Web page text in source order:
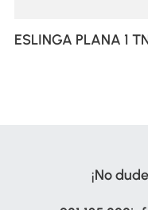
ESLINGA PLANA 1
¡No